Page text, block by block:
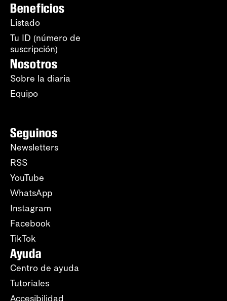
Beneficios
Listado
Tu ID (número de
suscripción)
Nosotros
Sobre la diaria
Equipo
Seguinos
Newsletters
RSS
YouTube
WhatsApp
Instagram
Facebook
TikTok
Ayuda
Centro de ayuda
Tutoriales
Accesibilidad